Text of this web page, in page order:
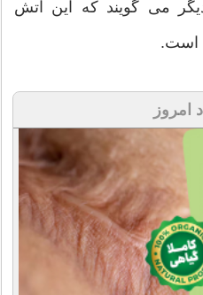
می گویند که این آتش
امروز